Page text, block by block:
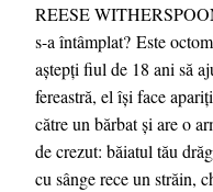
REESE
s-a întâmplat? Este
aștepți fiul de 18 ani să
fereastră, el își face
către un bărbat și are o
de crezut: băiatul tău
cu sânge rece un străin,